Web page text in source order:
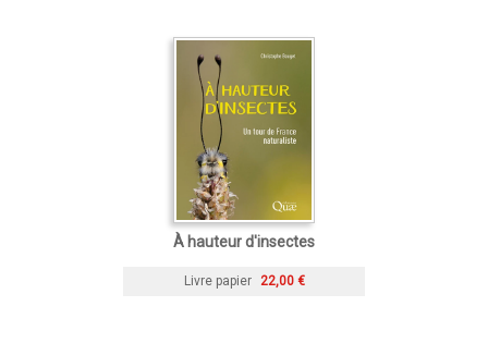
À hauteur d'insectes
Livre papier 22,00 €